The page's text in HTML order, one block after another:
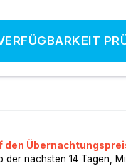
den
der nächsten 14 Tagen,